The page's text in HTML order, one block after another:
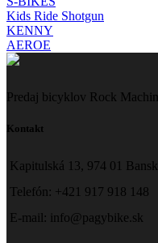
Kids Ride Shotgun
KENNY
AEROE
Predaj bicyklov Rock
Kontakt
Kapitulská 13, 974 01
Telefón: +421 917 918 148
E-mail: info@pagybike.sk